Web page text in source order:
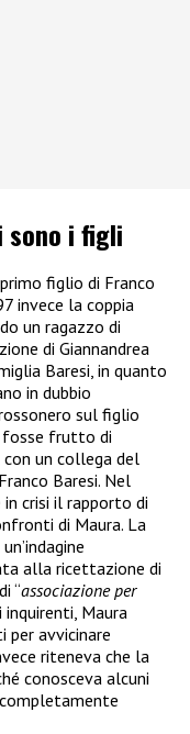
sono i figli
figlio di Franco
invece la coppia
un ragazzo di
di Giannandrea
Baresi, in quanto
in dubbio
sul figlio
fosse frutto di
un collega del
Baresi. Nel
crisi il rapporto di
di Maura. La
alla ricettazione di
“associazione per
inquirenti, Maura
avvicinare
riteneva che la
conosceva alcuni